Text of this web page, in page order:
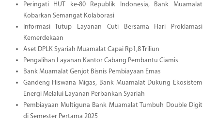
Peringati HUT ke-80 Republik Indonesia, Bank Muamalat
Kobarkan Semangat Kolaborasi
Informasi Tutup Layanan Cuti Bersama Hari Proklamasi
Kemerdekaan
Aset DPLK Syariah Muamalat Capai Rp1,8 Triliun
Pengalihan Layanan Kantor Cabang Pembantu Ciamis
Bank Muamalat Genjot Bisnis Pembiayaan Emas
Gandeng Hiswana Migas, Bank Muamalat Dukung Ekosistem
Energi Melalui Layanan Perbankan Syariah
Pembiayaan Multiguna Bank Muamalat Tumbuh Double Digit
di Semester Pertama 2025